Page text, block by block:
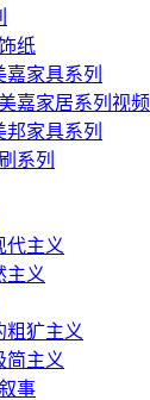
纸
嘉家具系列
嘉家居系列视频
邦家具系列
系列
代主义
主义
粗犷主义
简主义
事